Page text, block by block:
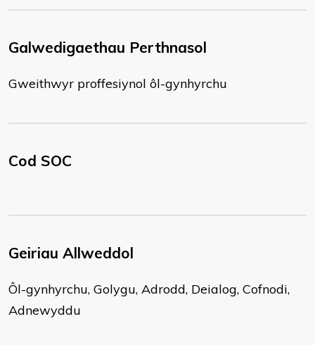
Galwedigaethau Perthnasol
Gweithwyr proffesiynol ôl-gynhyrchu
Cod SOC
Geiriau Allweddol
Ôl-gynhyrchu, Golygu, Adrodd, Deialog, Cofnodi,
Adnewyddu